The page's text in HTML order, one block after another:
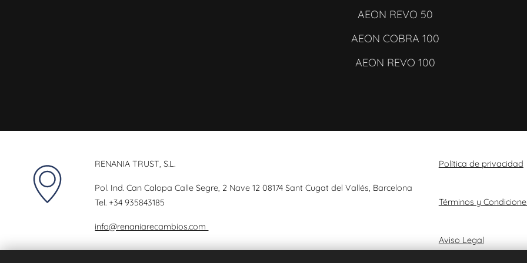
AEON REVO 50
AEON COBRA 100
AEON REVO 100
RENANIA TRUST, S.L.
Pol. Ind. Can Calopa Calle Segre, 2 Nave 12 08174 Sant Cugat del Vallés, Barcelona
Tel.+34 935843185
info@renaniarecambios.com
Política de privacidad
Términos y
Aviso Legal